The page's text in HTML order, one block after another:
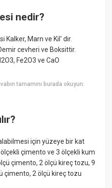
nedir?
Kalker, Marn ve Kil' dir.
cevheri ve Boksittir.
Fe2O3 ve CaO
tamamını burada okuyun:
için yüzeye bir kat
çimento ve 3 ölçekli kum
çimento, 2 ölçü kireç tozu, 9
çimento, 2 ölçü kireç tozu